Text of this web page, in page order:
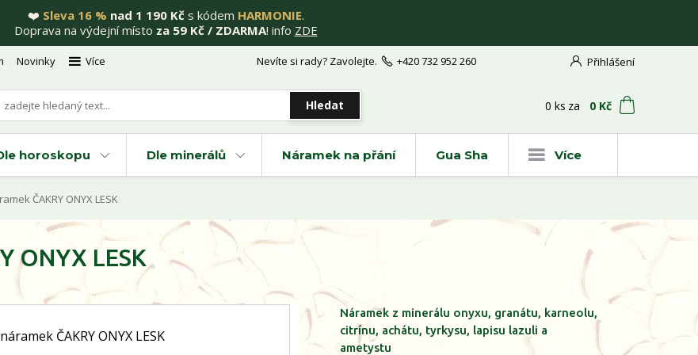
❤️ Sleva 16 % nad 1 190 Kčs kódem HARMONIE.
Doprava na výdejní místo za 59 Kč / ZDARMA! info ZDE
Novinky Více Přihlášení
Hledat
Nevíte si rady? Zavolejte. +420 732 952 260
0 ks za 0 Kč
horoskopu Dle minerálů Náramek na přání Gua Sha Více
ČAKRY ONYX LESK
ONYX LESK
Náramek z minerálu onyxu, granátu, karneolu,
citrínu, achátu, tyrkysu, lapisu lazuli a
ametystu